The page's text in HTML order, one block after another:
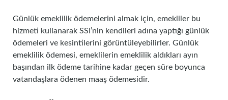
Günlük emeklilik ödemelerini almak için, emekliler bu
hizmeti kullanarak SSI’nin kendileri adına yaptığı günlük
ödemeleri ve kesintilerini görüntüleyebilirler. Günlük
emeklilik ödemesi, emeklilerin emeklilik aldıkları ayın
başından ilk ödeme tarihine kadar geçen süre boyunca
vatandaşlara ödenen maaş ödemesidir.